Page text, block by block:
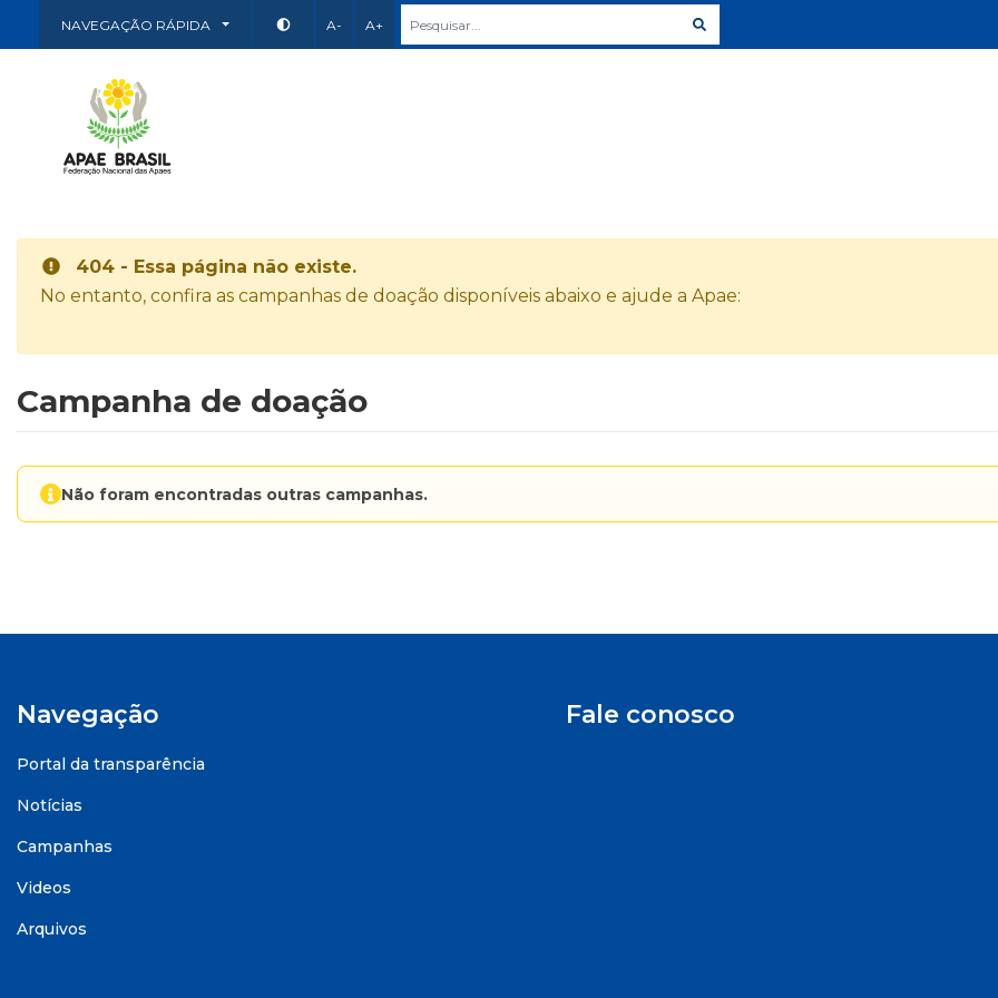
NAVEGAÇÃO RÁPIDA A- A+
404 - Essa página não existe.
No entanto, confira as campanhas de doação disponíveis abaixo e ajude a Apae:
Campanha de doação
Não foram encontradas outras campanhas.
Navegação
Portal da transparência
Notícias
Campanhas
Videos
Arquivos
Fale conosco